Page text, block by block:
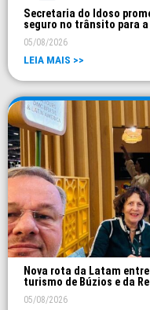
Secretaria do Idoso
seguro no trânsito para
05/08/2026
LEIA MAIS >>
Nova rota da Latam
turismo de Búzios e da
05/08/2026